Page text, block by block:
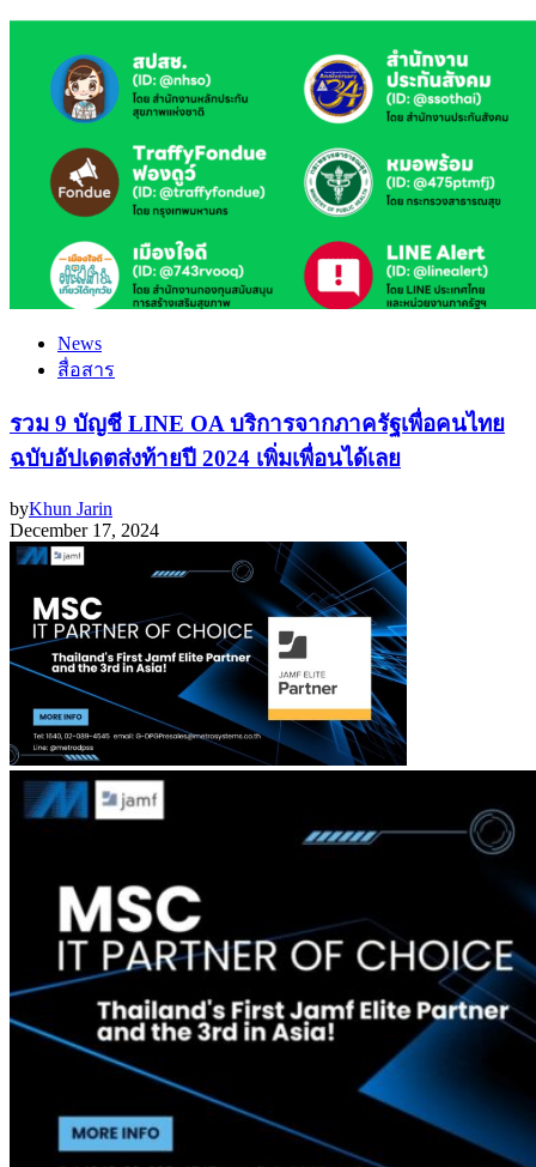
News
สื่อสาร
รวม 9 บัญชี LINE OA บริการจากภาครัฐเพื่อคนไทย
ฉบับอัปเดตส่งท้ายปี 2024 เพิ่มเพื่อนได้เลย
byKhun Jarin
December 17, 2024